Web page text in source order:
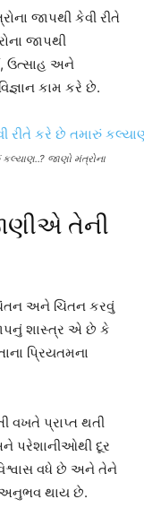
જાપથી કેવી રીતે
જાપથી
ઉત્સાહ અને
કામ કરે છે.
કલ્યાણ..? જાણો મંત્રોના
તેની
અને ચિંતન કરવું
શાસ્ત્ર એ છે કે
પ્રિયતમના
વખતે પ્રાપ્ત થતી
પરેશાનીઓથી દૂર
વધે છે અને તેને
અનુભવ થાય છે.